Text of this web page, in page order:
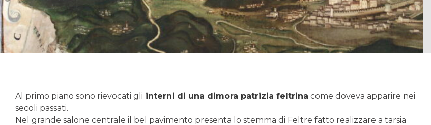
Al primo piano sono rievocati gli interni di una dimora patrizia feltrina come doveva apparire nei
secoli passati.
Nel grande salone centrale il bel pavimento presenta lo stemma di Feltre fatto realizzare a tarsia